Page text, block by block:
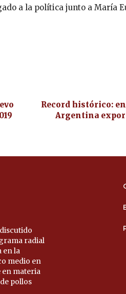
a la política junto a María
Record histórico:
Argentina
radial
en la
medio en
en materia
pollos